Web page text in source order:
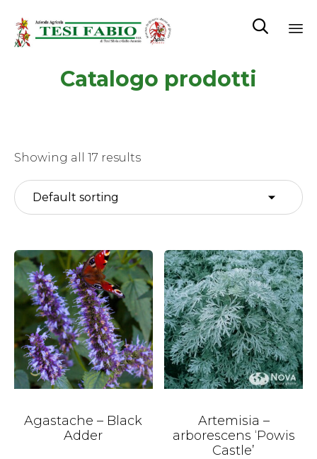

Catalogo prodotti
Showing all 17 results
Agastache – Black
Adder
Artemisia –
arborescens ‘Powis
Castle’